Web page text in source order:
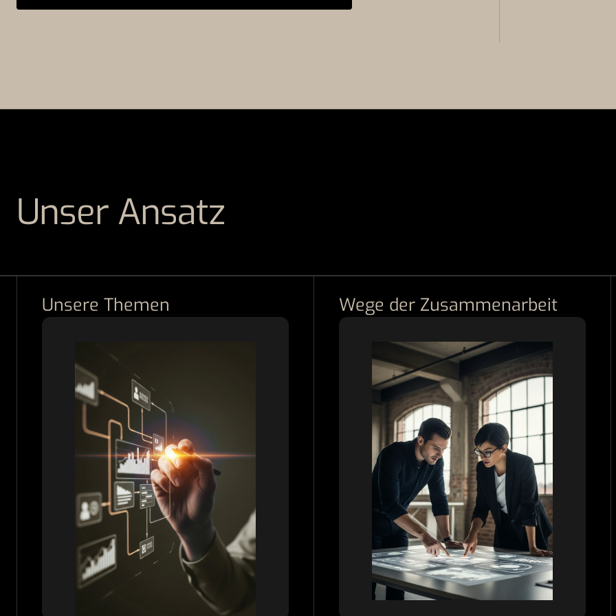
Unser Ansatz
Unsere Themen Wege der Zusammenarbeit